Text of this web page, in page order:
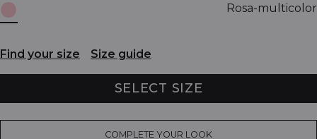
Rosa-multicolor
Find your size Size guide
SELECT SIZE
COMPLETE YOUR LOOK